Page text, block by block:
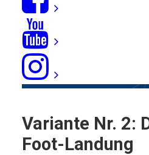
Variante Nr. 2:
Foot-Landung